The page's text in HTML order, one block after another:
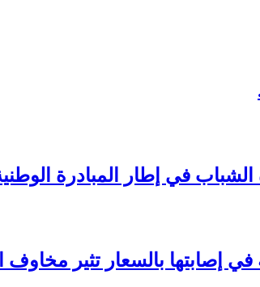
في إطار المبادرة
في إصابتها بالسعار تثير